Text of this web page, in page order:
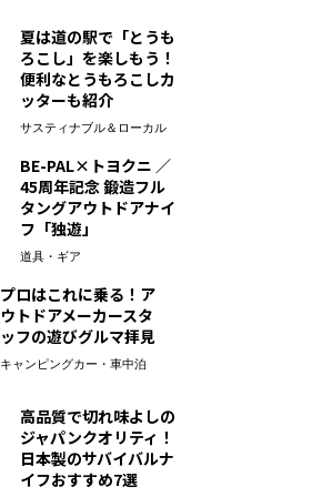
夏は道の駅で「とうも
ろこし」を楽しもう！
便利なとうもろこしカ
ッターも紹介
サスティナブル＆ローカル
BE-PAL×トヨクニ ／
45周年記念 鍛造フル
タングアウトドアナイ
フ「独遊」
道具・ギア
プロはこれに乗る！ア
ウトドアメーカースタ
ッフの遊びグルマ拝見
キャンピングカー・車中泊
高品質で切れ味よしの
ジャパンクオリティ！
日本製のサバイバルナ
イフおすすめ7選